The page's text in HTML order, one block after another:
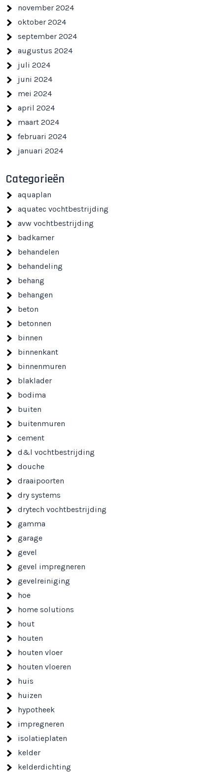
november 2024
oktober 2024
september 2024
augustus 2024
juli 2024
juni 2024
mei 2024
april 2024
maart 2024
februari 2024
januari 2024
Categorieën
aquaplan
aquatec vochtbestrijding
avw vochtbestrijding
badkamer
behandelen
behandeling
behang
behangen
beton
betonnen
binnen
binnenkant
binnenmuren
blaklader
bodima
buiten
buitenmuren
cement
d&l vochtbestrijding
douche
draaipoorten
dry systems
drytech vochtbestrijding
gamma
garage
gevel
gevel impregneren
gevelreiniging
hoe
home solutions
hout
houten
houten vloer
houten vloeren
huis
huizen
hypotheek
impregneren
isolatieplaten
kelder
kelderdichting